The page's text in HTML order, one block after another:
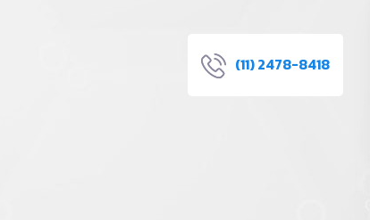
(11) 2478-8418